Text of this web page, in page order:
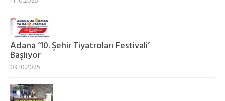
Adana ‘10. Şehir Tiyatroları Festivali’
Başlıyor
09.10.2025